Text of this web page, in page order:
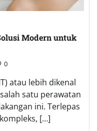
Modern untuk
0
atau lebih dikenal
satu perawatan
ini. Terlepas
[…]